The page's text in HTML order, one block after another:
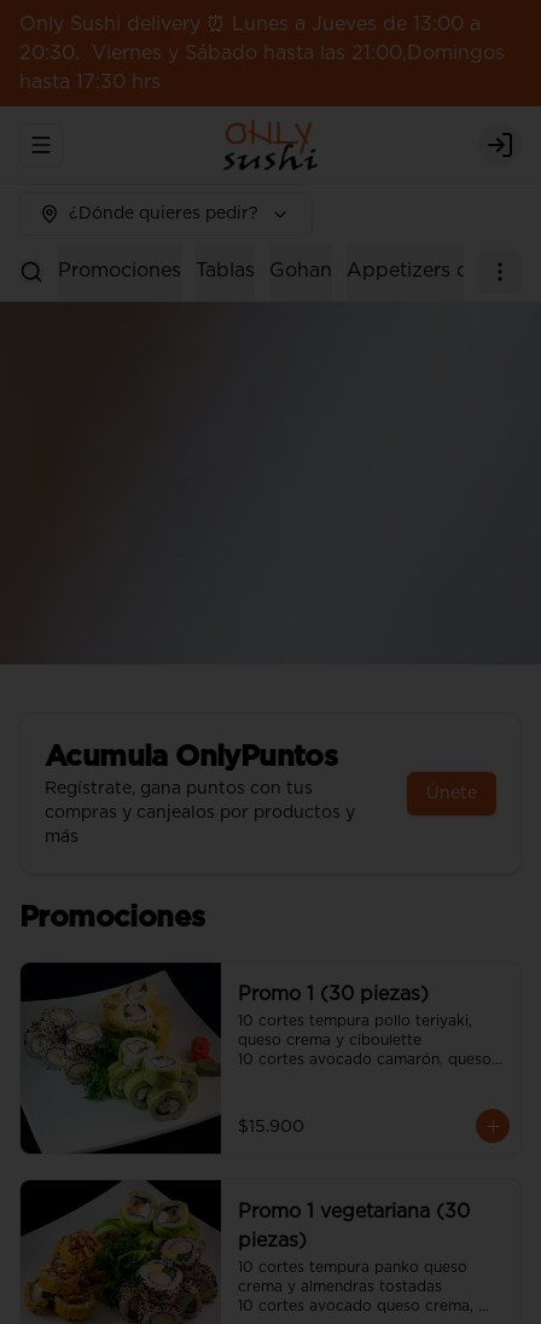
Only Sushi delivery ⏰ Lunes a Jueves de 13:00 a
20:30. Viernes y Sábado hasta las 21:00,Domingos
hasta 17:30 hrs
Abrir menu de navegación
¿Dónde quieres pedir?
Promociones Tablas Gohan Appetizers calientes
Acumula OnlyPuntos
Regístrate, gana puntos con tus
compras y canjealos por productos y
más
Únete
Promociones
Promo 1 (30 piezas)
10 cortes tempura pollo teriyaki,
queso crema y ciboulette
10 cortes avocado camarón, queso
kanikama, queso crema y palta
(incluye 2 salsa soya y una salsa
$15.900
Promo 1 vegetariana (30
piezas)
10 cortes tempura panko queso
crema y almendras tostadas
10 cortes avocado queso crema,